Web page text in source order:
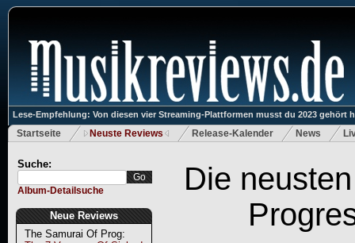
Lese-Empfehlung: Von diesen vier Streaming-Plattformen musst du 2023 gehört
Startseite Neuste Reviews Release-Kalender News
Suche:
Album-Detailsuche
Neue Reviews
The Samurai Of Prog:
Die